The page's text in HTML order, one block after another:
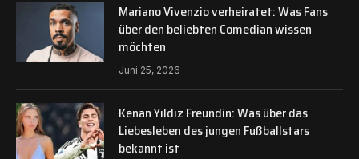
Mariano Vivenzio verheiratet: Was Fans
über den beliebten Comedian wissen
möchten
Juni 25, 2026
Kenan Yıldız Freundin: Was über das
Liebesleben des jungen Fußballstars
bekannt ist